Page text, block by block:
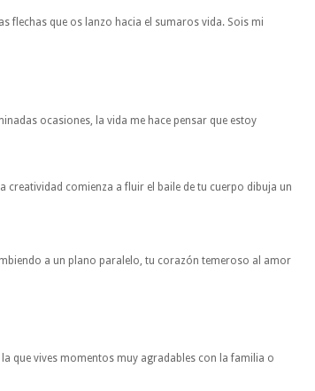
flechas que os lanzo hacia el sumaros vida. Sois mi
ocasiones, la vida me hace pensar que estoy
creatividad comienza a fluir el baile de tu cuerpo dibuja un
a un plano paralelo, tu corazón temeroso al amor
que vives momentos muy agradables con la familia o